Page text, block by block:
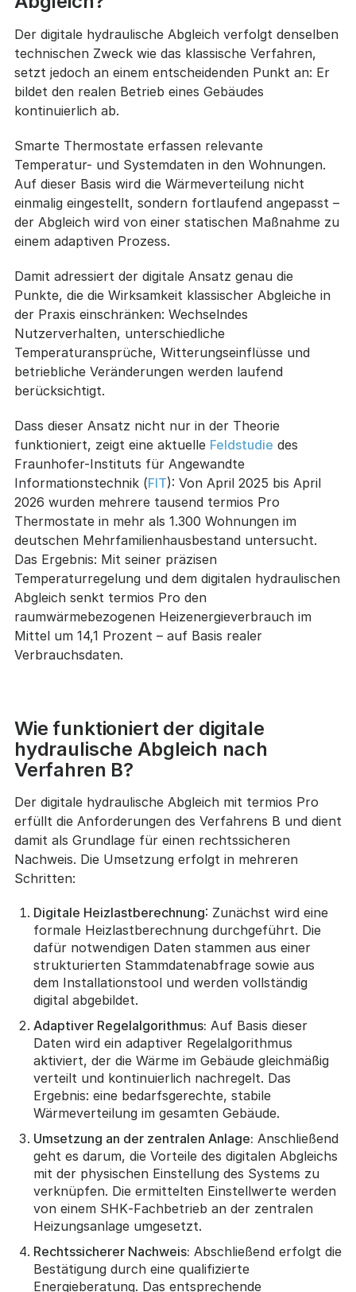
Der digitale hydraulische Abgleich verfolgt denselben
technischen Zweck wie das klassische Verfahren,
setzt jedoch an einem entscheidenden Punkt an: Er
bildet den realen Betrieb eines Gebäudes
kontinuierlich ab.
Smarte Thermostate erfassen relevante
Temperatur- und Systemdaten in den Wohnungen.
Auf dieser Basis wird die Wärmeverteilung nicht
einmalig eingestellt, sondern fortlaufend angepasst –
der Abgleich wird von einer statischen Maßnahme zu
einem adaptiven Prozess.
Damit adressiert der digitale Ansatz genau die
Punkte, die die Wirksamkeit klassischer Abgleiche in
der Praxis einschränken: Wechselndes
Nutzerverhalten, unterschiedliche
Temperaturansprüche, Witterungseinflüsse und
betriebliche Veränderungen werden laufend
berücksichtigt.
Dass dieser Ansatz nicht nur in der Theorie
funktioniert, zeigt eine aktuelle Feldstudie des
Fraunhofer-Instituts für Angewandte
Informationstechnik (FIT): Von April 2025 bis April
2026 wurden mehrere tausend termios Pro
Thermostate in mehr als 1.300 Wohnungen im
deutschen Mehrfamilienhausbestand untersucht.
Das Ergebnis: Mit seiner präzisen
Temperaturregelung und dem digitalen hydraulischen
Abgleich senkt termios Pro den
raumwärmebezogenen Heizenergieverbrauch im
Mittel um 14,1 Prozent – auf Basis realer
Verbrauchsdaten.
Wie funktioniert der digitale
hydraulische Abgleich nach
Verfahren B?
Der digitale hydraulische Abgleich mit termios Pro
erfüllt die Anforderungen des Verfahrens B und dient
damit als Grundlage für einen rechtssicheren
Nachweis. Die Umsetzung erfolgt in mehreren
Schritten:
Digitale Heizlastberechnung: Zunächst wird eine
formale Heizlastberechnung durchgeführt. Die
dafür notwendigen Daten stammen aus einer
strukturierten Stammdatenabfrage sowie aus
dem Installationstool und werden vollständig
digital abgebildet.
Adaptiver Regelalgorithmus: Auf Basis dieser
Daten wird ein adaptiver Regelalgorithmus
aktiviert, der die Wärme im Gebäude gleichmäßig
verteilt und kontinuierlich nachregelt. Das
Ergebnis: eine bedarfsgerechte, stabile
Wärmeverteilung im gesamten Gebäude.
Umsetzung an der zentralen Anlage: Anschließend
geht es darum, die Vorteile des digitalen Abgleichs
mit der physischen Einstellung des Systems zu
verknüpfen. Die ermittelten Einstellwerte werden
von einem SHK‑Fachbetrieb an der zentralen
Heizungsanlage umgesetzt.
Rechtssicherer Nachweis: Abschließend erfolgt die
Bestätigung durch eine qualifizierte
Energieberatung. Das entsprechende